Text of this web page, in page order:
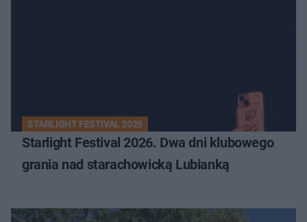
STARLIGHT FESTIVAL 2026
Starlight Festival 2026. Dwa dni klubowego
grania nad starachowicką Lubianką